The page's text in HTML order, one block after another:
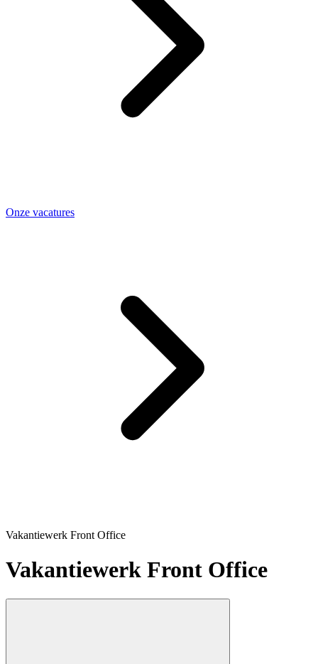
Onze vacatures
Vakantiewerk Front Office
Vakantiewerk Front Office